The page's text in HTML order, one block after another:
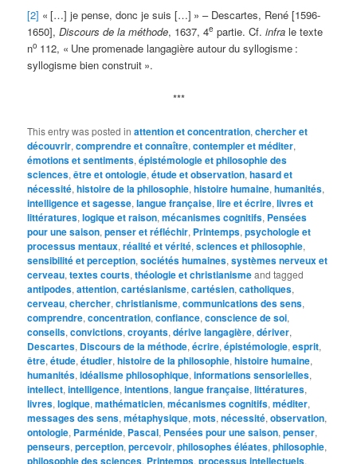
[2] « […] je pense, donc je suis […] » – Descartes, René [1596-
1650],Discours de la méthode, 1637, 4e partie. Cf.infra le texte
no 112, « Une promenade langagière autour du syllogisme :
syllogisme bien construit ».
***
This entry was posted inattention et concentration,chercher et
découvrir,comprendre et connaître,contempler et méditer,
émotions et sentiments,épistémologie et philosophie des
sciences,être et ontologie,étude et observation,hasard et
nécessité,histoire de la philosophie,histoire humaine,humanités,
intelligence et sagesse,langue française,lire et écrire,livres et
littératures,logique et raison,mécanismes cognitifs, Pensées
pour une saison,penser et réfléchir, Printemps,psychologie et
processus mentaux,réalité et vérité,sciences et philosophie,
sensibilité et perception,sociétés humaines,systèmes nerveux et
cerveau,textes courts,théologie et christianismeand tagged
antipodes,attention,cartésianisme,cartésien,catholiques,
cerveau,chercher,christianisme,communications des sens,
comprendre,concentration,confiance,conscience de soi,
conseils,convictions,croyants,dérive langagière,dériver,
Descartes, Discours de la méthode,écrire,épistémologie,esprit,
être,étude,étudier,histoire de la philosophie,histoire humaine,
humanités,idéalisme philosophique,informations sensorielles,
intellect,intelligence,intentions,langue française,littératures,
livres,logique,mathématicien,mécanismes cognitifs,méditer,
messages des sens,métaphysique,mots,nécessité,observation,
ontologie, Parménide, Pascal, Pensées pour une saison,penser,
penseurs,perception,percevoir,philosophes éléates,philosophie,
philosophie des sciences, Printemps,processus intellectuels,